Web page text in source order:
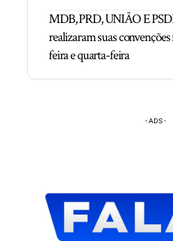
MDB, PRD, UNIÃO E
realizaram suas
feira e quarta-feira
- ADS -